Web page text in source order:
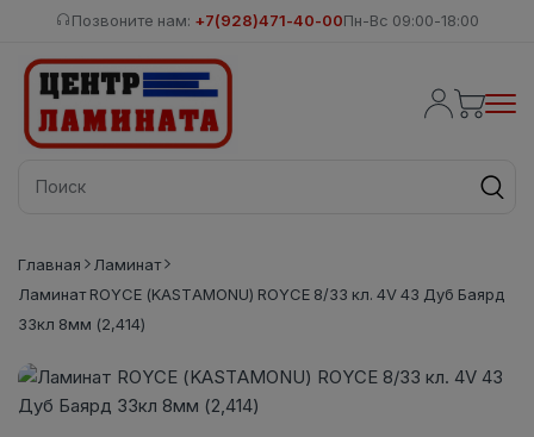
Позвоните нам: +7(928)471-40-00Пн-Вс 09:00-18:00
Главная
Ламинат
Ламинат ROYCE (KASTAMONU) ROYCE 8/33 кл. 4V 43 Дуб Баярд
33кл 8мм (2,414)